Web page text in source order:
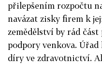
přilepšením rozpočtu
navázat zisky firem k
zemědělství by rád část
podpory venkova.
díry ve zdravotnictví.